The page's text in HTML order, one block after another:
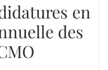
en
des